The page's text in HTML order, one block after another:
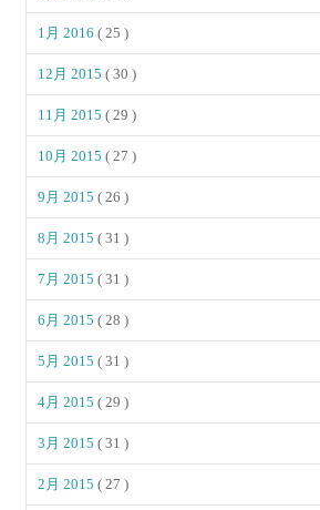
1月 2016( 25 )
12月 2015( 30 )
11月 2015( 29 )
10月 2015( 27 )
9月 2015( 26 )
8月 2015( 31 )
7月 2015( 31 )
6月 2015( 28 )
5月 2015( 31 )
4月 2015( 29 )
3月 2015( 31 )
2月 2015( 27 )